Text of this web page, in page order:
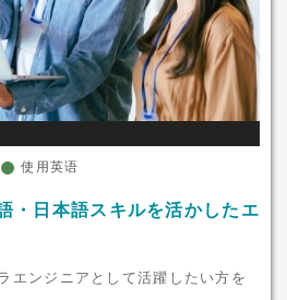
使用英语
・日本語スキルを活かしたエ
エンジニアとして活躍したい方を